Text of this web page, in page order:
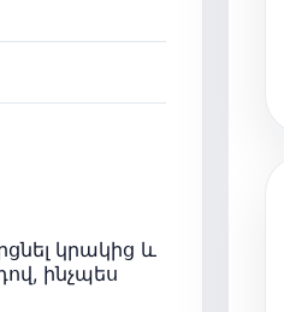
կրակից և
ինչպես